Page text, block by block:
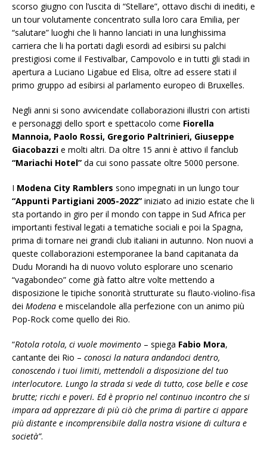
scorso giugno con l’uscita di “Stellare”, ottavo dischi di inediti, e
un tour volutamente concentrato sulla loro cara Emilia, per
“salutare” luoghi che li hanno lanciati in una lunghissima
carriera che li ha portati dagli esordi ad esibirsi su palchi
prestigiosi come il Festivalbar, Campovolo e in tutti gli stadi in
apertura a Luciano Ligabue ed Elisa, oltre ad essere stati il
primo gruppo ad esibirsi al parlamento europeo di Bruxelles.
Negli anni si sono avvicendate collaborazioni illustri con artisti
e personaggi dello sport e spettacolo come Fiorella
Mannoia, Paolo Rossi, Gregorio Paltrinieri, Giuseppe
Giacobazzi e molti altri. Da oltre 15 anni è attivo il fanclub
“Mariachi Hotel” da cui sono passate oltre 5000 persone.
I Modena City Ramblers sono impegnati in un lungo tour
“Appunti Partigiani 2005-2022” iniziato ad inizio estate che li
sta portando in giro per il mondo con tappe in Sud Africa per
importanti festival legati a tematiche sociali e poi la Spagna,
prima di tornare nei grandi club italiani in autunno. Non nuovi a
queste collaborazioni estemporanee la band capitanata da
Dudu Morandi ha di nuovo voluto esplorare uno scenario
“vagabondeo” come già fatto altre volte mettendo a
disposizione le tipiche sonorità strutturate su flauto-violino-fisa
dei Modena e miscelandole alla perfezione con un animo più
Pop-Rock come quello dei Rio.
“Rotola rotola, ci vuole movimento – spiega Fabio Mora,
cantante dei Rio – conosci la natura andandoci dentro,
conoscendo i tuoi limiti, mettendoli a disposizione del tuo
interlocutore. Lungo la strada si vede di tutto, cose belle e cose
brutte; ricchi e poveri. Ed è proprio nel continuo incontro che si
impara ad apprezzare di più ciò che prima di partire ci appare
più distante e incomprensibile dalla nostra visione di cultura e
società”.